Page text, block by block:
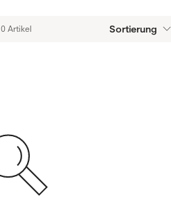
0 Artikel Sortierung